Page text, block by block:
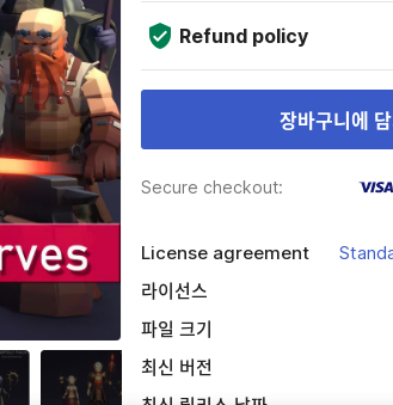
Refund policy
장바구니에 담
Secure checkout:
License agreement
라이선스
파일 크기
최신 버전